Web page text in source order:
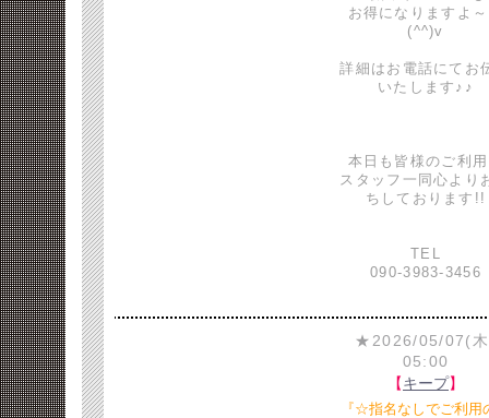
お得になりますよ
(^^)v
詳細はお電話にてお
いたします♪♪
本日も皆様のご利
スタッフ一同心より
ちしております!!
TEL
090-3983-3456
★2026/05/07(
05:00
【キープ】
『☆指名なしでご利用